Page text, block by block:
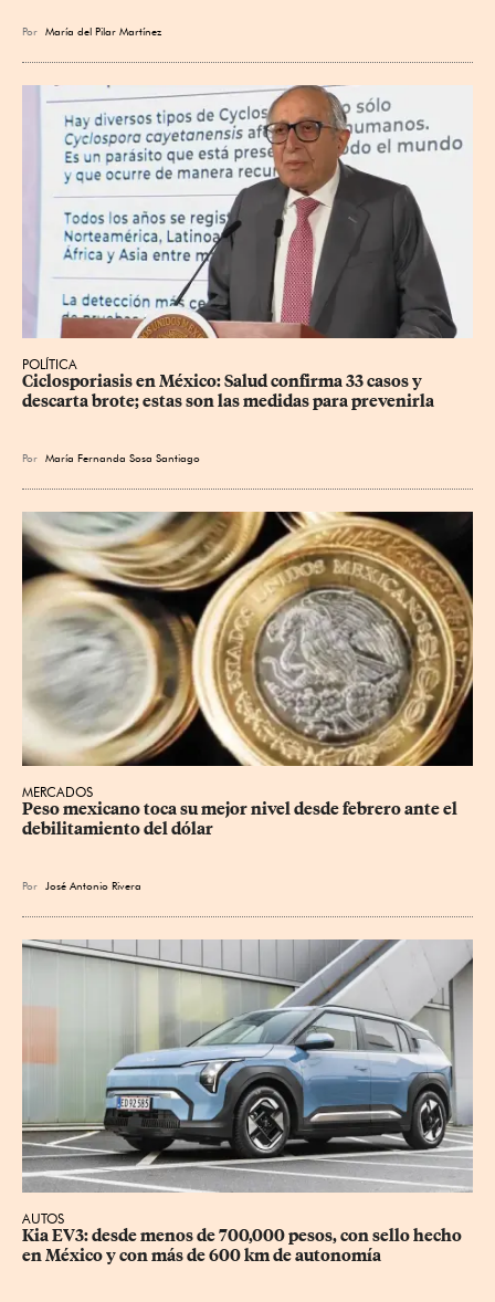
Por María del Pilar Martínez
POLÍTICA
Ciclosporiasis en México: Salud confirma 33 casos y
descarta brote; estas son las medidas para prevenirla
Por María Fernanda Sosa Santiago
MERCADOS
Peso mexicano toca su mejor nivel desde febrero ante el
debilitamiento del dólar
Por José Antonio Rivera
AUTOS
Kia EV3: desde menos de 700,000 pesos, con sello hecho
en México y con más de 600 km de autonomía